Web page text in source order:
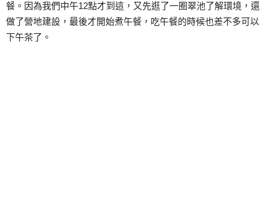
餐。因為我們中午12點才到這，又先逛了一圈翠池了解環境，還
做了營地建設，最後才開始煮午餐，吃午餐的時候也差不多可以
下午茶了。